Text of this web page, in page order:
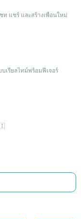
ท แชร์ และสร้างเพื่อนใหม่
เรียลไทม์พร้อมฟีเจอร์